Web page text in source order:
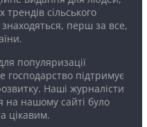
трендів сільського
перш за все,
популяризації
господарство підтримує
Наші журналісти
на нашому сайті було
цікавим.